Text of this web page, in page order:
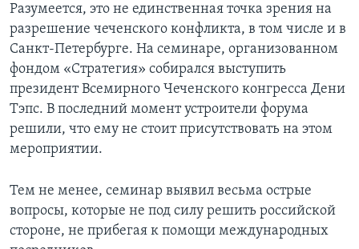
Разумеется, это не единственная точка зрения на
разрешение чеченского конфликта, в том числе и в
Санкт-Петербурге. На семинаре, организованном
фондом «Стратегия» собирался выступить
президент Всемирного Чеченского конгресса Дени
Тэпс. В последний момент устроители форума
решили, что ему не стоит присутствовать на этом
мероприятии.
Тем не менее, семинар выявил весьма острые
вопросы, которые не под силу решить российской
стороне, не прибегая к помощи международных